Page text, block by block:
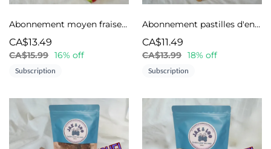
Abonnement moyen fraises et épinards
CA$13.49
CA$15.99 16% off
Subscription
Abonnement pastilles d'entraînement Bleuet et patates douces
CA$11.49
CA$13.99 18% off
Subscription